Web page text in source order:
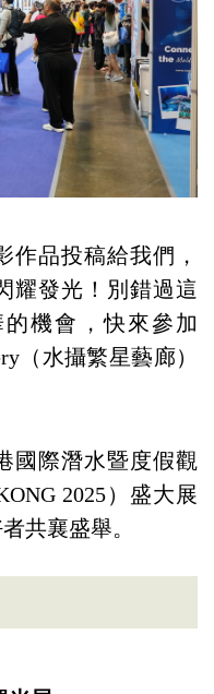
作品投稿給我們，
耀發光！別錯過這
機會，快來參加
（水攝繁星藝廊）
國際潛水暨度假觀
2025）盛大展
共襄盛舉。